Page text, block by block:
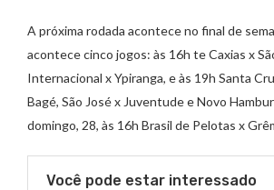
A próxima rodada acontece no final de
acontece cinco jogos: às 16h te Caxias x
Internacional x Ypiranga, e às 19h Santa
Bagé, São José x Juventude e Novo
domingo, 28, às 16h Brasil de Pelotas x
Você pode estar interessado